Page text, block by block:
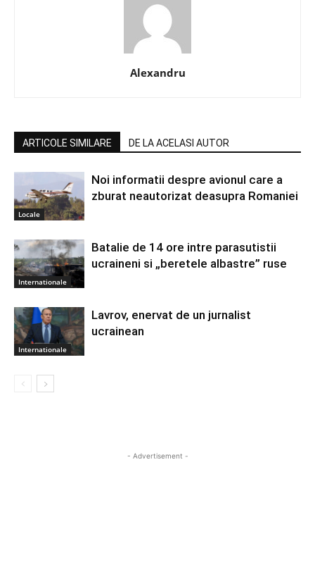
Alexandru
ARTICOLE SIMILARE DE LA ACELASI AUTOR
Locale
Noi informatii despre avionul care a
zburat neautorizat deasupra Romaniei
Internationale
Batalie de 14 ore intre parasutistii
ucraineni si „beretele albastre” ruse
Internationale
Lavrov, enervat de un jurnalist
ucrainean
- Advertisement -